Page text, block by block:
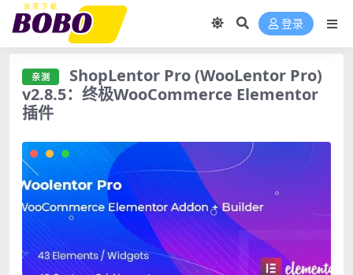
登录
亲测
ShopLentor Pro (WooLentor Pro)
v2.8.5：终极WooCommerce Elementor
插件